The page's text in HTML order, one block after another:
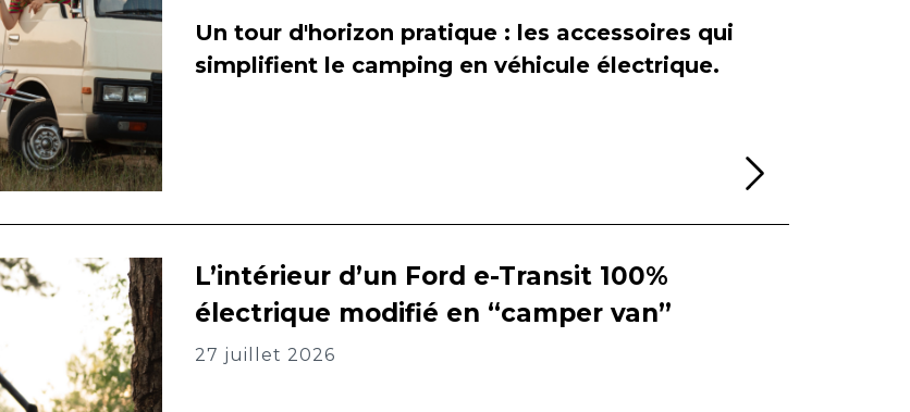
Un tour d'horizon pratique : les accessoires qui
simplifient le camping en véhicule électrique.
L’intérieur d’un Ford e-Transit 100%
électrique modifié en “camper van”
27 juillet 2026